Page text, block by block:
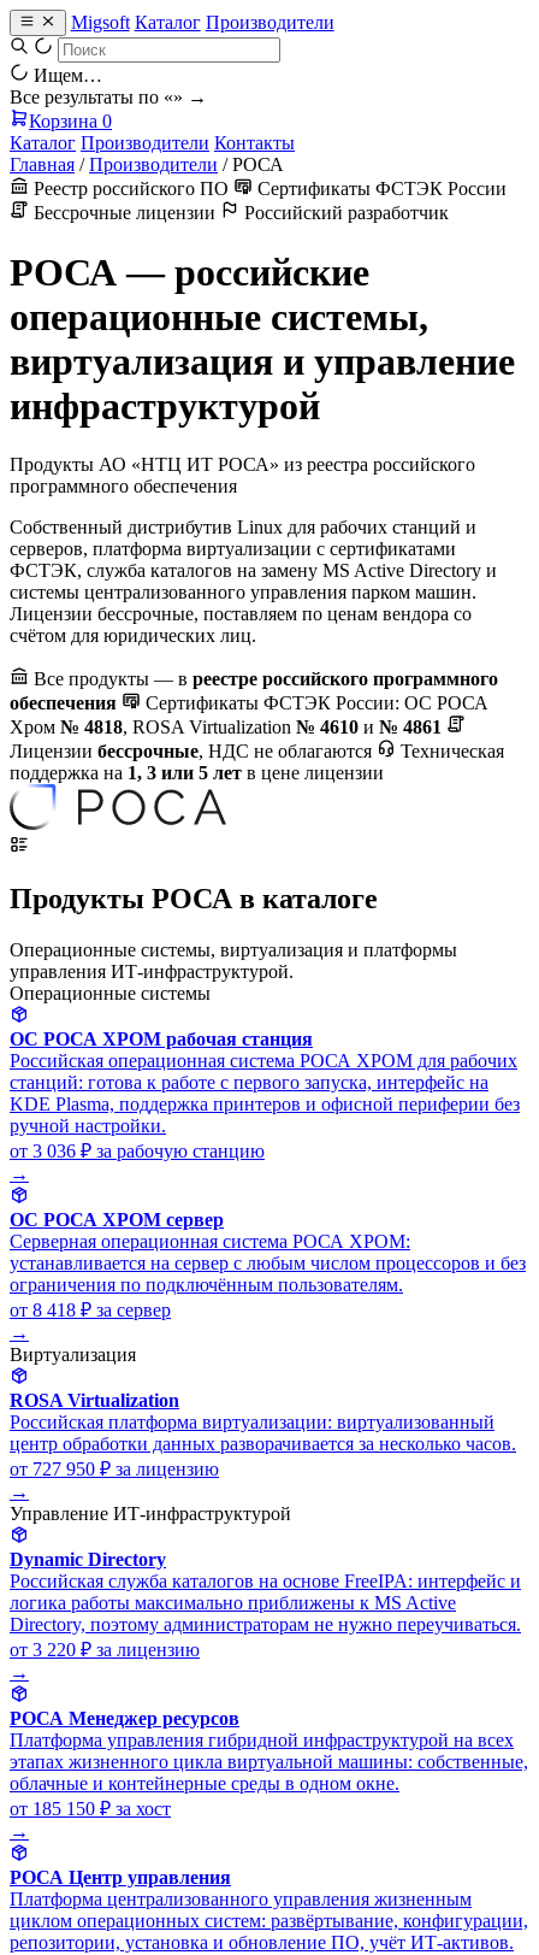
Migsoft Каталог Производители
Ищем…
Все результаты по «» →
Корзина 0
Каталог Производители Контакты
Главная / Производители / РОСА
Реестр российского ПО
Сертификаты ФСТЭК России
Бессрочные лицензии
Российский разработчик
РОСА — российские
операционные системы,
виртуализация и управление
инфраструктурой
Продукты АО «НТЦ ИТ РОСА» из реестра российского
программного обеспечения
Собственный дистрибутив Linux для рабочих станций и
серверов, платформа виртуализации с сертификатами
ФСТЭК, служба каталогов на замену MS Active Directory и
системы централизованного управления парком машин.
Лицензии бессрочные, поставляем по ценам вендора со
счётом для юридических лиц.
Все продукты — в реестре российского программного
обеспечения
Сертификаты ФСТЭК России: ОС РОСА
Хром № 4818, ROSA Virtualization № 4610 и № 4861
Лицензии бессрочные, НДС не облагаются
Техническая
поддержка на 1, 3 или 5 лет в цене лицензии
Продукты РОСА в каталоге
Операционные системы, виртуализация и платформы
управления ИТ-инфраструктурой.
Операционные системы
ОС РОСА ХРОМ рабочая станция
Российская операционная система РОСА ХРОМ для рабочих
станций: готова к работе с первого запуска, интерфейс на
KDE Plasma, поддержка принтеров и офисной периферии без
ручной настройки.
от 3 036 ₽ за рабочую станцию
→
ОС РОСА ХРОМ сервер
Серверная операционная система РОСА ХРОМ:
устанавливается на сервер с любым числом процессоров и без
ограничения по подключённым пользователям.
от 8 418 ₽ за сервер
→
Виртуализация
ROSA Virtualization
Российская платформа виртуализации: виртуализованный
центр обработки данных разворачивается за несколько часов.
от 727 950 ₽ за лицензию
→
Управление ИТ-инфраструктурой
Dynamic Directory
Российская служба каталогов на основе FreeIPA: интерфейс и
логика работы максимально приближены к MS Active
Directory, поэтому администраторам не нужно переучиваться.
от 3 220 ₽ за лицензию
→
РОСА Менеджер ресурсов
Платформа управления гибридной инфраструктурой на всех
этапах жизненного цикла виртуальной машины: собственные,
облачные и контейнерные среды в одном окне.
от 185 150 ₽ за хост
→
РОСА Центр управления
Платформа централизованного управления жизненным
циклом операционных систем: развёртывание, конфигурации,
репозитории, установка и обновление ПО, учёт ИТ-активов.